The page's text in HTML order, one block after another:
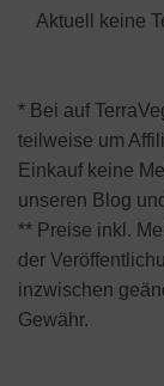
Aktuell keine
* Bei auf
teilweise um
Einkauf keine
unseren Blog
** Preise inkl.
der
inzwischen
Gewähr.